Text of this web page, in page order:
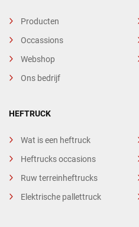
Producten
Occassions
Webshop
Ons bedrijf
HEFTRUCK
Wat is een heftruck
Heftrucks occasions
Ruw terreinheftrucks
Elektrische pallettruck